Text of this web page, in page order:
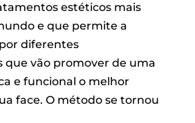
estéticos mais
e que permite a
diferentes
que vão promover de uma
e funcional o melhor
face. O método se tornou